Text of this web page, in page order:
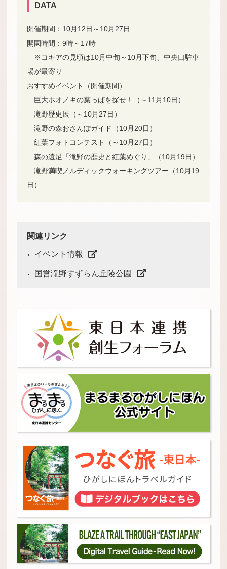
DATA
開催期間：10月12日～10月27日
開園時間：9時～17時
※コキアの見頃は10月中旬～10月下旬、中央口駐車
場が最寄り
おすすめイベント（開催期間）
巨大ホオノキの葉っぱを探せ！（～11月10日）
滝野歴史展（～10月27日）
滝野の森おさんぽガイド（10月20日）
紅葉フォトコンテスト（～10月27日）
森の遠足「滝野の歴史と紅葉めぐり」（10月19日）
滝野満喫ノルディックウォーキングツアー（10月19
日）
関連リンク
イベント情報
国営滝野すずらん丘陵公園